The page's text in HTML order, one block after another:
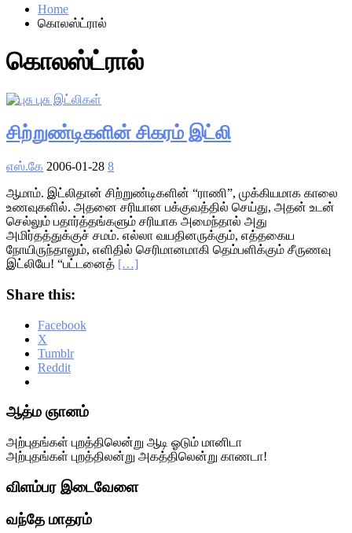
Home
கொலஸ்ட்ரால்
கொலஸ்ட்ரால்
சிற்றுண்டிகளின் சிகரம் இட்லி
எஸ்.கே 2006-01-28 8
ஆமாம். இட்லிதான் சிற்றுண்டிகளின் “ராணி”, முக்கியமாக காலை
உணவுகளில். அதனை சரியான பக்குவத்தில் செய்து, அதன் உடன்
செல்லும் பதார்த்தங்களும் சரியாக அமைந்தால் அது
அமிர்தத்துக்குச் சமம். எல்லா வயதினருக்கும், எத்தகைய
நோயிருந்தாலும், எளிதில் செரிமானமாகி தெம்பளிக்கும் சீருணவு
இட்லியே! “பட்டனைத் […]
Share this:
Facebook
X
Tumblr
Reddit
Primary
ஆத்ம ஞானம்
அற்புதங்கள் புறத்திலென்று ஆடி ஓடும் மானிடா
அற்புதங்கள் புறத்திலன்று அகத்திலென்று காணடா!
விளம்பர இடைவேளை
வந்தே மாதரம்